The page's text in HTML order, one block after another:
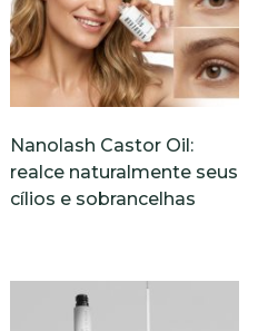
Nanolash Castor Oil:
realce naturalmente seus
cílios e sobrancelhas